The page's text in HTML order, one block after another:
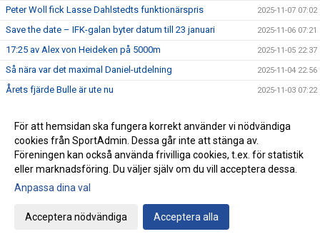
Peter Woll fick Lasse Dahlstedts funktionärspris 2025-11-07 07:02
Save the date – IFK-galan byter datum till 23 januari 2025-11-06 07:21
17:25 av Alex von Heideken på 5000m 2025-11-05 22:37
Så nära var det maximal Daniel-utdelning 2025-11-04 22:56
Årets fjärde Bulle är ute nu 2025-11-03 07:22
Emma Holstad 1:35 på halvmaran 2025-11-01 22:35
Terräng-SM: 18 IFK Lidingö-lag i Mix-stafetten 2025-10-31 07:06
Terräng-SM: Luddes sista lopp i IFKs blåvita tävlingsdräkt 2025-10-30 07:01
Terräng-SM: Tilda sjua i F15
Terräng-SM: Veteranerna femma i lag
IFK Centralorganisations styrelse på besök i Helsingfors
För att hemsidan ska fungera korrekt använder vi nödvändiga
cookies från SportAdmin. Dessa går inte att stänga av.
Föreningen kan också använda frivilliga cookies, t.ex. för statistik
eller marknadsföring. Du väljer själv om du vill acceptera dessa.
Anpassa dina val
Acceptera nödvändiga Acceptera alla